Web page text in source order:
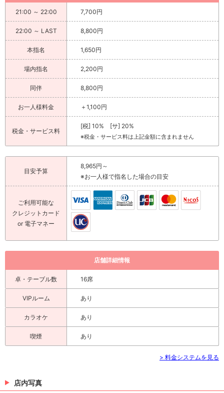
21:00 ～ 22:00 7,700円
22:00 ～ LAST 8,800円
本指名 1,650円
場内指名 2,200円
同伴 8,800円
お一人様料金 ＋1,100円
税金・サービス料
[税] 10% [サ] 20%
※税金・サービス料は上記金額に含まれません
目安予算
8,965円～
※お一人様で指名した場合の目安
ご利用可能な
クレジットカード
or 電子マネー
店舗詳細情報
卓・テーブル数 16席
VIPルーム あり
カラオケ あり
喫煙 あり
> 料金システムを見る
店内写真